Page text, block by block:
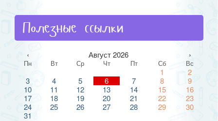
Полезные ссылки
‹ Август 2026 ›
Пн Вт Ср Чт Пт Сб Вс
1
2
3
4 5 6 7 8
9
10
11 12 13 14 15
16
17
18 19 20 21 22
23
24
25 26 27 28 29
30
31